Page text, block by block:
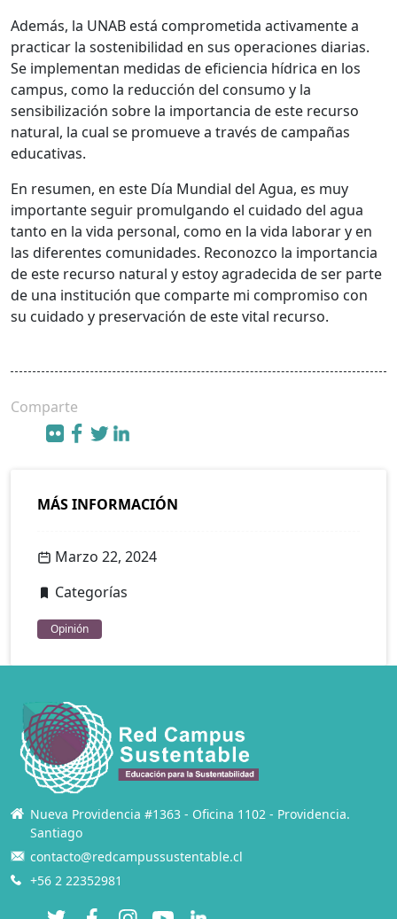
Además, la UNAB está comprometida activamente a
practicar la sostenibilidad en sus operaciones diarias.
Se implementan medidas de eficiencia hídrica en los
campus, como la reducción del consumo y la
sensibilización sobre la importancia de este recurso
natural, la cual se promueve a través de campañas
educativas.
En resumen, en este Día Mundial del Agua, es muy
importante seguir promulgando el cuidado del agua
tanto en la vida personal, como en la vida laborar y en
las diferentes comunidades. Reconozco la importancia
de este recurso natural y estoy agradecida de ser parte
de una institución que comparte mi compromiso con
su cuidado y preservación de este vital recurso.
Comparte
MÁS INFORMACIÓN
Marzo 22, 2024
Categorías
Opinión
Nueva Providencia #1363 - Oficina 1102 - Providencia.
Santiago
contacto@redcampussustentable.cl
+56 2 22352981
Twitter FacebookInstagramYouTubeLinkedIn